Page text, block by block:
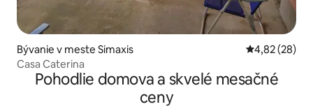
Bývanie v meste Simaxis Priemerné
4,82 (28)
Casa Caterina
Pohodlie domova a skvelé mesačné
ceny